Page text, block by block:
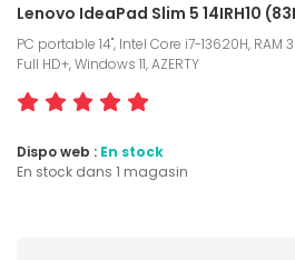
Lenovo IdeaPad Slim 5 14IRH10
PC portable 14", Intel Core i7-13620H, RAM
Full HD+, Windows 11, AZERTY
Dispo web : En stock
En stock dans 1 magasin